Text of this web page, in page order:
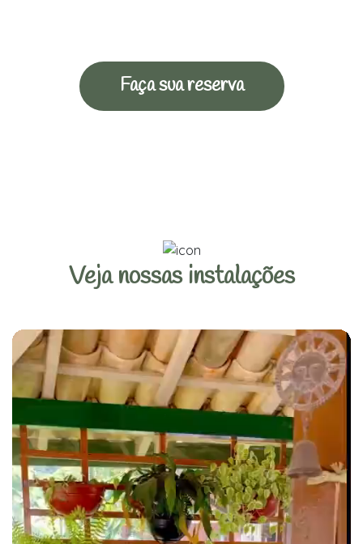
Faça sua reserva
Veja nossas instalações